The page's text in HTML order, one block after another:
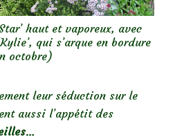
haut et vaporeux, avec
qui s’arque en bordure
octobre)
leur séduction sur le
aussi l’appétit des
…